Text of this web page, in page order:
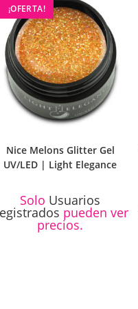
¡OFERTA!
Nice Melons Glitter Gel
UV/LED | Light Elegance
Solo Usuarios
pueden ver
precios.